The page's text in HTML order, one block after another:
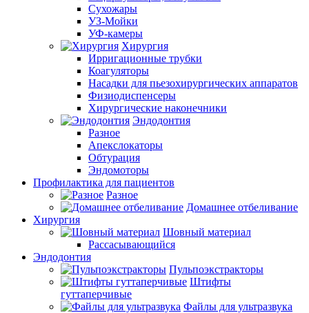
Сухожары
УЗ-Мойки
УФ-камеры
Хирургия
Ирригационные трубки
Коагуляторы
Насадки для пьезохирургических аппаратов
Физиодиспенсеры
Хирургические наконечники
Эндодонтия
Разное
Апекслокаторы
Обтурация
Эндомоторы
Профилактика для пациентов
Разное
Домашнее отбеливание
Хирургия
Шовный материал
Рассасывающийся
Эндодонтия
Пульпоэкстракторы
Штифты
гуттаперчивые
Файлы для ультразвука